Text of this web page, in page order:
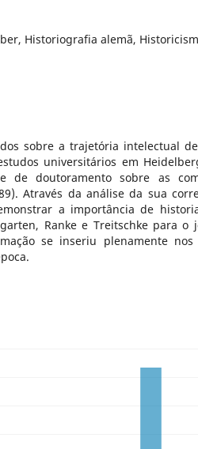
Historiografia alemã,
sobre a trajetória intelectual
universitários em
de doutoramento sobre as
Através da análise da sua
a importância de
Ranke e Treitschke para o
se inseriu plenamente